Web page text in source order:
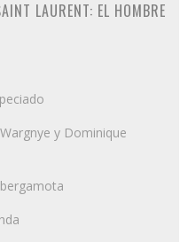
LAURENT: EL HOMBRE
y Dominique